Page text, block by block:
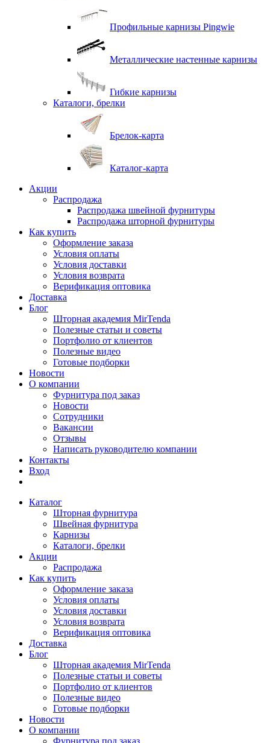
Профильные карнизы Pingwie
Металлические настенные карнизы
Гибкие карнизы
Каталоги, брелки
Брелок-карта
Каталог-карта
Акции
Распродажа
Распродажа швейной фурнитуры
Распродажа шторной фурнитуры
Как купить
Оформление заказа
Условия оплаты
Условия доставки
Условия возврата
Верификация оптовика
Доставка
Блог
Шторная академия MirTenda
Полезные статьи и советы
Портфолио от клиентов
Полезные видео
Готовые подборки
Новости
О компании
Фурнитура под заказ
Новости
Сотрудники
Вакансии
Отзывы
Написать руководителю компании
Контакты
Вход
Каталог
Шторная фурнитура
Швейная фурнитура
Карнизы
Каталоги, брелки
Акции
Распродажа
Как купить
Оформление заказа
Условия оплаты
Условия доставки
Условия возврата
Верификация оптовика
Доставка
Блог
Шторная академия MirTenda
Полезные статьи и советы
Портфолио от клиентов
Полезные видео
Готовые подборки
Новости
О компании
Фурнитура под заказ